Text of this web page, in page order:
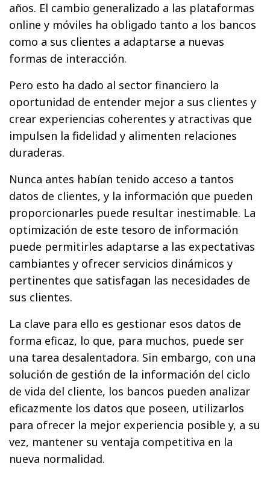
años. El cambio generalizado a las plataformas
online y móviles ha obligado tanto a los bancos
como a sus clientes a adaptarse a nuevas
formas de interacción.
Pero esto ha dado al sector financiero la
oportunidad de entender mejor a sus clientes y
crear experiencias coherentes y atractivas que
impulsen la fidelidad y alimenten relaciones
duraderas.
Nunca antes habían tenido acceso a tantos
datos de clientes, y la información que pueden
proporcionarles puede resultar inestimable. La
optimización de este tesoro de información
puede permitirles adaptarse a las expectativas
cambiantes y ofrecer servicios dinámicos y
pertinentes que satisfagan las necesidades de
sus clientes.
La clave para ello es gestionar esos datos de
forma eficaz, lo que, para muchos, puede ser
una tarea desalentadora. Sin embargo, con una
solución de gestión de la información del ciclo
de vida del cliente, los bancos pueden analizar
eficazmente los datos que poseen, utilizarlos
para ofrecer la mejor experiencia posible y, a su
vez, mantener su ventaja competitiva en la
nueva normalidad.